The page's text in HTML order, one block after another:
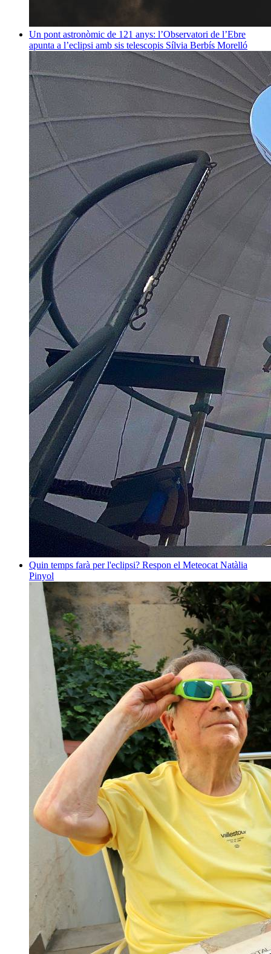
Un pont astronòmic de 121 anys: l’Observatori de l’Ebre
apunta a l’eclipsi amb sis telescopis Sílvia Berbís Morelló
Quin temps farà per l'eclipsi? Respon el Meteocat Natàlia
Pinyol